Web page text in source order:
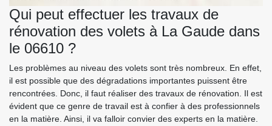
Qui peut effectuer les travaux de
rénovation des volets à La Gaude dans
le 06610 ?
Les problèmes au niveau des volets sont très nombreux. En effet,
il est possible que des dégradations importantes puissent être
rencontrées. Donc, il faut réaliser des travaux de rénovation. Il est
évident que ce genre de travail est à confier à des professionnels
en la matière. Ainsi, il va falloir convier des experts en la matière.